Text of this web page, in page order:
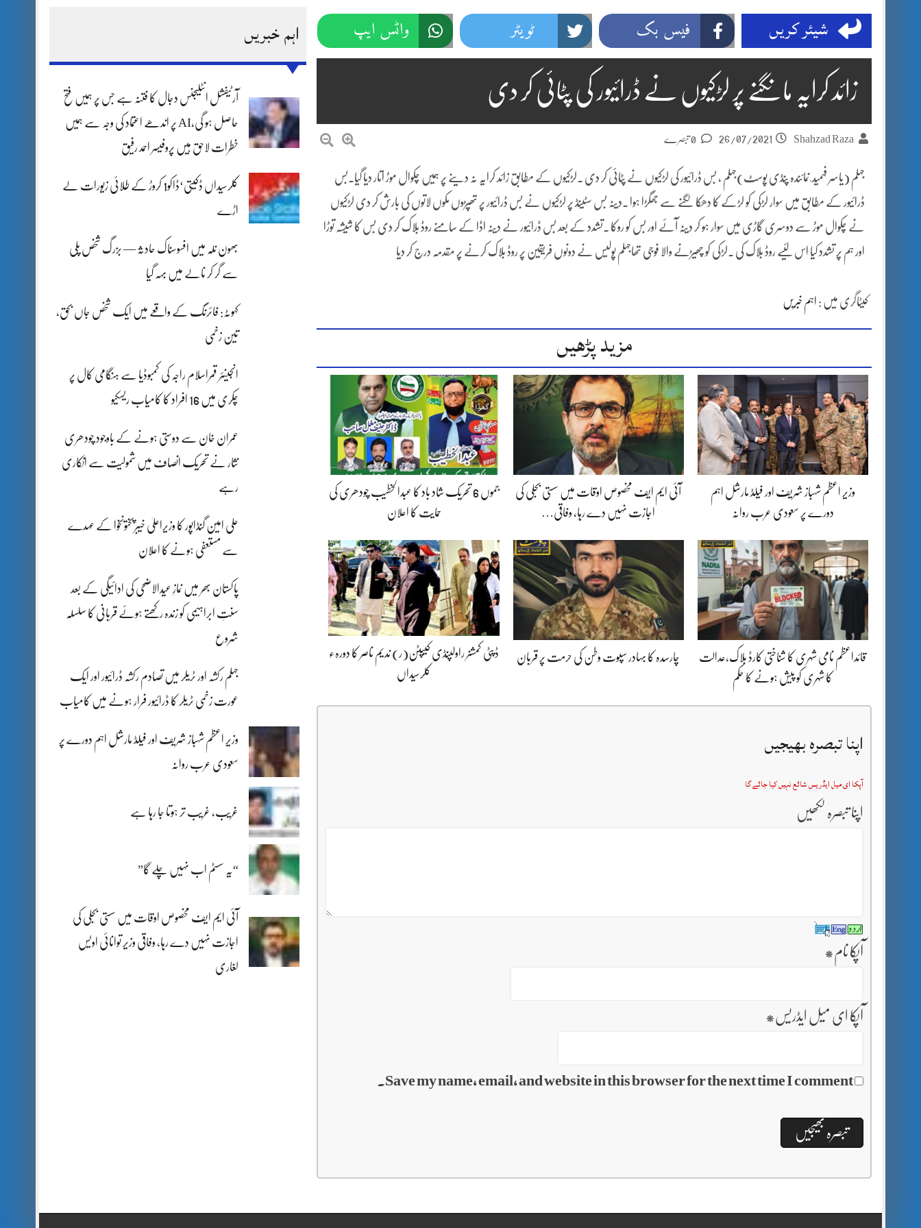
اہم خبریں
آرٹیفشل انٹلیجنس دجال کا فتنہ ہے جس پر ہمیں فتح
حاصل ہو گی،AI پر اندھے اعتماد کی وجہ سے ہمیں
خطرات لاحق ہیں پروفیسر احمد رفیق
کلرسیداں ڈکیتی‘ڈاکو1 کروڑ کے طلائی زیورات لے
اڑے
بھون نلہ میں افسوسناک حادثہ — بزرگ شخص پلی
سے گر کر نالے میں بہہ گیا
کہوٹہ: فائرنگ کے واقعے میں ایک شخص جاں بحق،
تین زخمی
انجینئر قمراسلام راجہ کی کمبوڈیا سے ہنگامی کال پر
چکری میں 16 افراد کا کامیاب ریسکیو
عمران خان سے دوستی ہونے کے باوجود چودھری
نثار نے تحریک انصاف میں شمولیت سے انکاری
رہے
علی امین گنڈاپور کا وزیراعلیٰ خیبرپختونخوا کے عہدے
سے مستعفی ہونے کا اعلان
پاکستان بھر میں نمازِ عیدالاضحی کی ادائیگی کے بعد
سنتِ ابراہیمی کو زندہ رکھتے ہوئے قربانی کا سلسلہ
شروع
جہلم رکشہ اور ٹریلر میں تصادم رکشہ ڈرائیور اور ایک
عورت زخمی ٹریلر کا ڈرائیور فرار ہونے میں کامیاب
وزیر اعظم شہباز شریف اور فیلڈ مارشل اہم دورے پر
سعودی عرب روانہ
غریب، غریب تر ہوتا جا رہا ہے
“یہ سسٹم اب نہیں چلے گا”
آئی ایم ایف مخصوص اوقات میں سستی بجلی کی
اجازت نہیں دے رہا، وفاقی وزیر توانائی اویس
لغاری
شیئر کریں فیس بک ٹویٹر واٹس ایپ
زائد کرایہ مانگنے پر لڑکیوں نے ڈرائیور کی پٹائی کر دی
Shahzad Raza
26/07/2021
جہلم (یاسر فہمید ٗ نمائندہ پنڈی پوسٹ)جہلم ، بس ڈرائیور کی لڑکیوں نے پٹائی کر دی ۔لڑکیوں کے مطابق زائد کرایہ نہ دینے پر ہمیں چکوال موڑ اتار دیا گیا۔بس
ڈرائیور کے مطابق میں سوار لڑکی کو لڑکے کا دھکا لگنے سے جھگڑا ہوا ۔دینہ بس سٹینڈ پر لڑکیوں نے بس ڈرائیور پر تھپڑوں مکوں لاتوں کی بارش کر دی لڑکیوں
نے چکوال موڑ سے دوسری گاڑی میں سوار ہو کر دینہ آئے اور بس کو روکا ۔تشدد کے بعد بس ڈرائیور نے دینہ اڈا کے سامنے روڈ بلاک کر دی بس کا شیشہ توڑا
اور ہم پر تشدد کیا اس لئیے روڈ بلاک کی ۔لڑکی کو چھیڑنے والا فوجی تھاجہلم پولیس نے دونوں فریقین پر روڈ بلاک کرنے پر مقدمہ درج کر دیا
کیٹاگری میں : اہم خبریں
مزید پڑھیں
وزیر اعظم شہباز شریف اور فیلڈ مارشل اہم
دورے پر سعودی عرب روانہ
آئی ایم ایف مخصوص اوقات میں سستی بجلی کی
اجازت نہیں دے رہا، وفاقی…
جموں 6 تحریک شاد باد کا عبدالخطیب چودھری کی
حمایت کا اعلان
قائداعظم نامی شہری کا شناختی کارڈ بلاک،عدالت
کا شہری کو پیش ہونے کا حکم
چارسدہ کا بہادر سپوت وطن کی حرمت پر قربان
ڈپٹی کمشنر راولپنڈی کیپٹن(ر) ندیم ناصر کا دورہء
کلرسیداں
اپنا تبصرہ بھیجیں
آپکا ای میل ایڈریس شائع نہیں کیا جائے گا
اپنا تبصرہ لکھیں
آپکا نام *
آپکا ای میل ایڈریس *
Save my name, email, and website in this browser for the next time I comment.